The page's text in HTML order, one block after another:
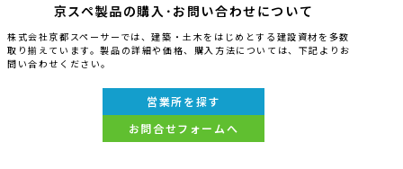
京スペ製品の購入･お問い合わせについて
株式会社京都スペーサーでは、建築・土木をはじめとする建設資材を多数
取り揃えています。製品の詳細や価格、購入方法については、下記よりお
問い合わせください。
営業所を探す
お問合せフォームへ